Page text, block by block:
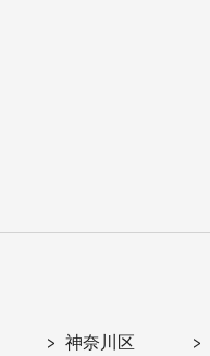
神奈川区